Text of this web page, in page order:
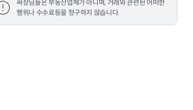
싸장님들은 부동산업체가 아니며, 거래와 관련된 어떠한
행위나 수수료등을 청구하지 않습니다.